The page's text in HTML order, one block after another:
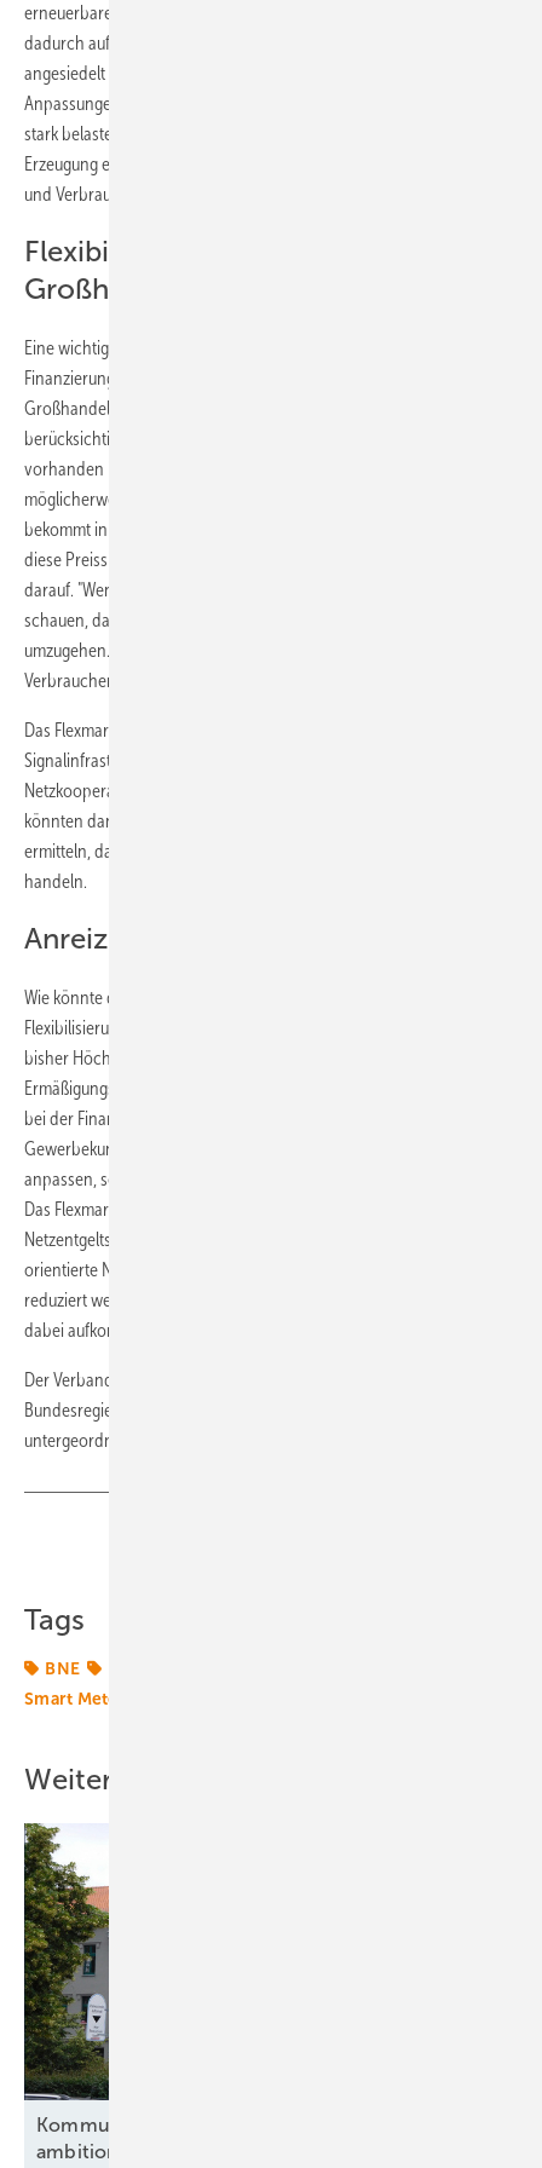
erneuerbarer Energien. In den kommenden Jahren wird vor allem
dadurch auf den niederen Spannungsebenen mehr Erzeugung
angesiedelt sein als auf den höchsten. Das ist neu und erfordert
Anpassungen. Die unteren Netzebenen sind zum Teil schon heute
stark belastet und könnten durch Anpassung des Verbrauchs auf die
Erzeugung entlastet werden. Schnurre fragt: "Wie kann man Erzeugung
und Verbrauch besser zusammenbringen?"
Flexibilisierung in den
Großhandelspreissignalen
Eine wichtige Rolle bei der Umgestaltung der Strukturen spielt das
Finanzierungsmodell. Man brauche eine Flexibilisierung in den
Großhandelspreissignalen, sagt Schnurre. "Dieses zentrale Preissignal
berücksichtigt nicht gleichermaßen jede Situation bundesweit, wie sie
vorhanden ist." Zweiter Effekt sei: Wenn Flexibilitäten angereizt wird,
möglicherweise auch durch künstliche Mechanismen, und man
bekommt in erheblichem Maße neue Lasten und Verbraucher, die auf
diese Preissignale reagieren - dann reagieren diese bundesweit
darauf. "Wenn Sie automatisierte Systeme haben, die auf Preissignale
schauen, dann wird man ein Instrument benötigen, um damit
umzugehen." Sonst könnte es zum Beispiel so sei, dass zu viele
Verbraucher ihren flexiblen Stromverbrauch verschieben.
Das Flexmarktmodell sieht dafür den Aufbau einer regionalen
Signalinfrastruktur für Verbraucher vor Ort vor. Dafür sollten etwa 25
Netzkooperationen deutschlandweit gegründet werden. Diese
könnten dann in ihren Regionen die entsprechenden Marktsignale
ermitteln, damit Verbraucher entsprechen dem Erzeugungsangebot
handeln.
Anreiz über Netzentgelte
Wie könnte der finanzielle Anreiz für Kunden aussehen, sich an einer
Flexibilisierung zu beteiligen? "Maßgeblich für Ermäßigungen waren
bisher Höchstlastzeit", erklärt Schnurre. Doch diese Art von massivem
Ermäßigungstatbestand sei nicht sinnvoll. Stattdessen zielt der BNE
bei der Finanzierung auf die Netzentgelte. Industrie, Haushalts- oder
Gewerbekunden, die ihren Verbrauch an die Bedürfnisse im Netz
anpassen, sollen in Zukunft von niedrigeren Netzentgelten profitieren.
Das Flexmarktdesign des BNE sieht dafür eine Reform der
Netzentgeltsystematik vor. Die Idee: an der Anschlussleistung
orientierte Netzentgelte, die um die als flexibel gemeldete Leistung
reduziert werden sollen. Insgesamt liesse sich laut BNE das System
dabei aufkommensneutral gestalten.
Der Verband bemängelt, dass im aktuellen Grünbuch der
Bundesregierung die Flexibilisierung des Verbrauchs eine
untergeordnete Rolle spielt.
Tags
BNE
Smart Meter
Weitere Inhalte
Kommunen und Verbände fordern eine
ambitionierte